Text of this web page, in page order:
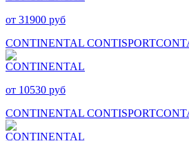
от 31900 руб
CONTINENTAL
от 10530 руб
CONTINENTAL